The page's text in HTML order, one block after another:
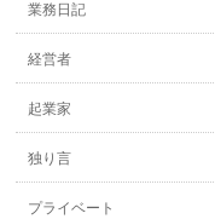
業務日記
経営者
起業家
独り言
プライベート